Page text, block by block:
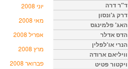
יוני 2008
מאי 2008
אפריל 2008
מרץ 2008
פברואר 2008
ד"ר דרה
דרק ג'ונסון
האג' פלמינגס
הדס אדלר
הנרי או'לפלין
וויליאם ארודה
ויקטור פטיט